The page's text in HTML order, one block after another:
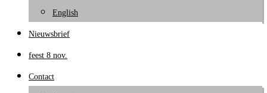
English
Nieuwsbrief
feest 8 nov.
Contact